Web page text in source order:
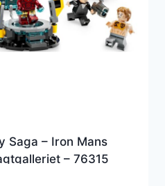
Saga – Iron Mans
– 76315